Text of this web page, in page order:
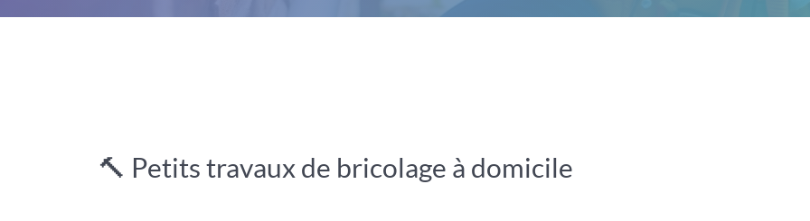
🔨 Petits travaux de bricolage à domicile